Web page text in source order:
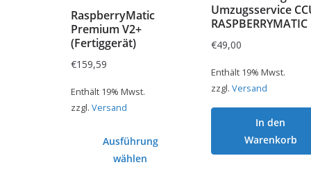
RaspberryMatic
Premium V2+
(Fertiggerät)
€159,59
Enthält 19% Mwst.
zzgl. Versand
Ausführung
wählen
Umzugsservice
RASPBERRYMATIC
€49,00
Enthält 19% Mwst.
zzgl. Versand
In den
Warenkorb